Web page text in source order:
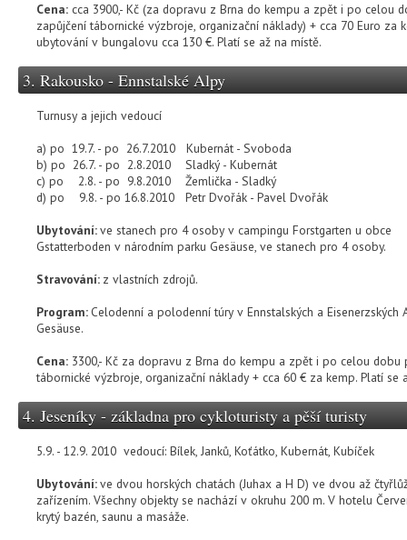
Cena: cca 3900,- Kč (za dopravu z Brna do kempu a zpět i po celou
zapůjčení tábornické výzbroje, organizační náklady) + cca 70 Euro za
ubytování v bungalovu cca 130 €. Platí se až na místě.
3. Rakousko - Ennstalské Alpy
Turnusy a jejich vedoucí
a) po 19.7. - po 26.7.2010 Kubernát - Svoboda
b) po 26.7. - po 2.8.2010 Sladký - Kubernát
c) po 2.8. - po 9.8.2010 Žemlička - Sladký
d) po 9.8. - po 16.8.2010 Petr Dvořák - Pavel Dvořák
Ubytování:ve stanech pro 4 osoby v campingu Forstgarten u obce
Gstatterboden v národním parku Gesäuse, ve stanech pro 4 osoby.
Stravování: z vlastních zdrojů.
Program:Celodenní a polodenní túry v Ennstalských a Eisenerzských
Gesäuse.
Cena: 3300,- Kč za dopravu z Brna do kempu a zpět i po celou dobu
tábornické výzbroje, organizační náklady + cca 60 € za kemp. Platí se
4. Jeseníky - základna pro cykloturisty a pěší turisty
5.9. - 12.9. 2010 vedoucí: Bílek, Janků, Koťátko, Kubernát, Kubíček
Ubytování:ve dvou horských chatách (Juhax a H D) ve dvou až
zařízením. Všechny objekty se nachází v okruhu 200 m. V hotelu
krytý bazén, saunu a masáže.